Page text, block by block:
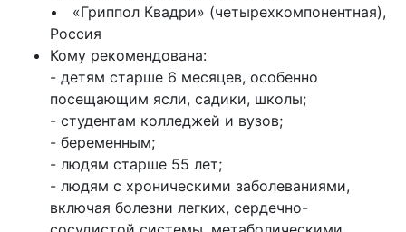
• «Гриппол Квадри» (четырехкомпонентная),
Россия
Кому рекомендована:
- детям старше 6 месяцев, особенно
посещающим ясли, садики, школы;
- студентам колледжей и вузов;
- беременным;
- людям старше 55 лет;
- людям с хроническими заболеваниями,
включая болезни легких, сердечно-